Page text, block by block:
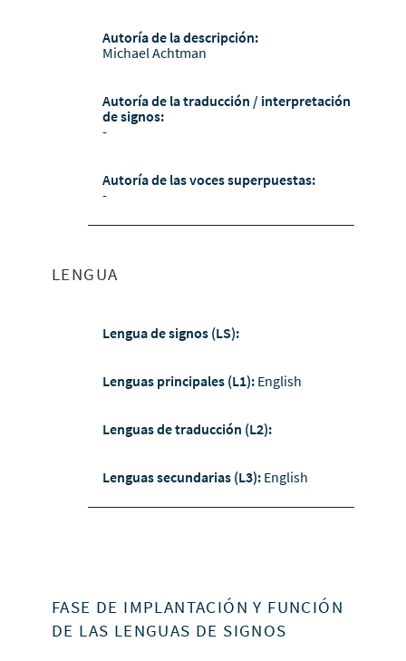
Autoría de la descripción:
Michael Achtman
Autoría de la traducción / interpretación
de signos:
-
Autoría de las voces superpuestas:
-
LENGUA
Lengua de signos (LS):
Lenguas principales (L1): English
Lenguas de traducción (L2):
Lenguas secundarias (L3): English
FASE DE IMPLANTACIÓN Y FUNCIÓN
DE LAS LENGUAS DE SIGNOS